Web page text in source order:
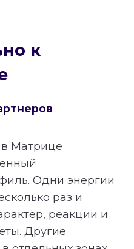
к
Матрице
Одни энергии
раз и
реакции и
Другие